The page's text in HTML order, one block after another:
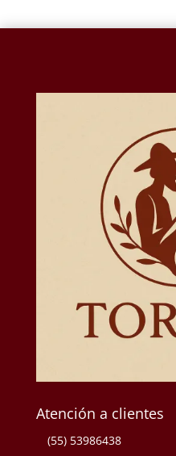
Atención a clientes
(55) 53986438